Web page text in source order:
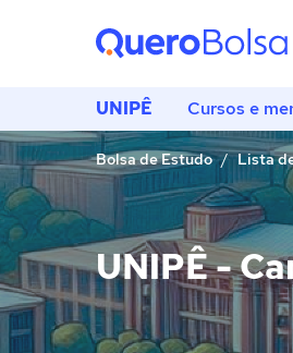
UNIPÊ Cursos e
Bolsa de Estudo Lista
UNIPÊ -